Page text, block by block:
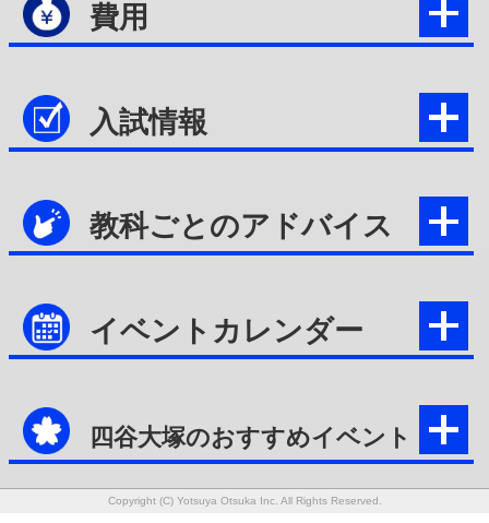
費用
入試情報
教科ごとのアドバイス
イベントカレンダー
四谷大塚のおすすめイベント
Copyright (C) Yotsuya Otsuka Inc. All Rights Reserved.